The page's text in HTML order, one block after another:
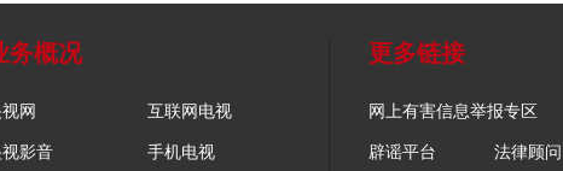
务概况
网 互联网电视
影音 手机电视
更多链接
网上有害信息举报专区
辟谣平台 法律顾问